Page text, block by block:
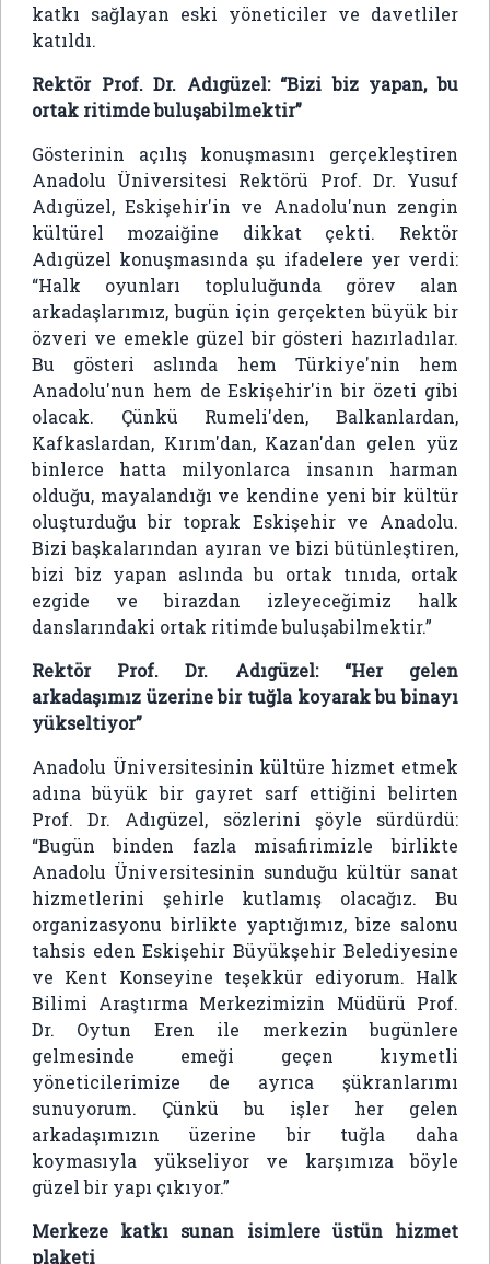
katkı sağlayan eski yöneticiler ve davetliler
katıldı.
Rektör Prof. Dr. Adıgüzel: “Bizi biz yapan, bu
ortak ritimde buluşabilmektir”
Gösterinin açılış konuşmasını gerçekleştiren
Anadolu Üniversitesi Rektörü Prof. Dr. Yusuf
Adıgüzel, Eskişehir'in ve Anadolu'nun zengin
kültürel mozaiğine dikkat çekti. Rektör
Adıgüzel konuşmasında şu ifadelere yer verdi:
“Halk oyunları topluluğunda görev alan
arkadaşlarımız, bugün için gerçekten büyük bir
özveri ve emekle güzel bir gösteri hazırladılar.
Bu gösteri aslında hem Türkiye'nin hem
Anadolu'nun hem de Eskişehir'in bir özeti gibi
olacak. Çünkü Rumeli'den, Balkanlardan,
Kafkaslardan, Kırım'dan, Kazan'dan gelen yüz
binlerce hatta milyonlarca insanın harman
olduğu, mayalandığı ve kendine yeni bir kültür
oluşturduğu bir toprak Eskişehir ve Anadolu.
Bizi başkalarından ayıran ve bizi bütünleştiren,
bizi biz yapan aslında bu ortak tınıda, ortak
ezgide ve birazdan izleyeceğimiz halk
danslarındaki ortak ritimde buluşabilmektir.”
Rektör Prof. Dr. Adıgüzel: “Her gelen
arkadaşımız üzerine bir tuğla koyarak bu binayı
yükseltiyor”
Anadolu Üniversitesinin kültüre hizmet etmek
adına büyük bir gayret sarf ettiğini belirten
Prof. Dr. Adıgüzel, sözlerini şöyle sürdürdü:
“Bugün binden fazla misafirimizle birlikte
Anadolu Üniversitesinin sunduğu kültür sanat
hizmetlerini şehirle kutlamış olacağız. Bu
organizasyonu birlikte yaptığımız, bize salonu
tahsis eden Eskişehir Büyükşehir Belediyesine
ve Kent Konseyine teşekkür ediyorum. Halk
Bilimi Araştırma Merkezimizin Müdürü Prof.
Dr. Oytun Eren ile merkezin bugünlere
gelmesinde emeği geçen kıymetli
yöneticilerimize de ayrıca şükranlarımı
sunuyorum. Çünkü bu işler her gelen
arkadaşımızın üzerine bir tuğla daha
koymasıyla yükseliyor ve karşımıza böyle
güzel bir yapı çıkıyor.”
Merkeze katkı sunan isimlere üstün hizmet
plaketi